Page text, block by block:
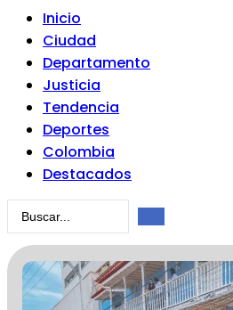
Inicio
Ciudad
Departamento
Justicia
Tendencia
Deportes
Colombia
Destacados
Search